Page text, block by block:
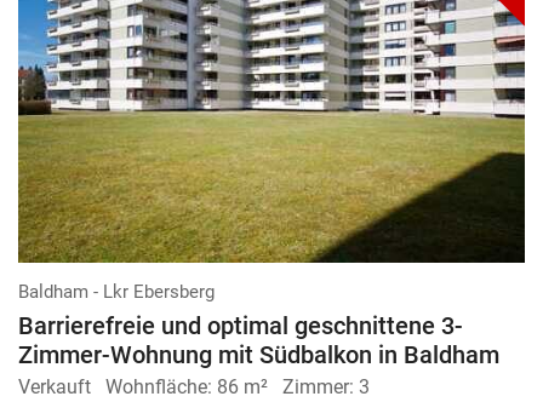
Baldham - Lkr Ebersberg
Barrierefreie und optimal geschnittene 3-
Zimmer-Wohnung mit Südbalkon in Baldham
Verkauft Wohnfläche: 86 m² Zimmer: 3